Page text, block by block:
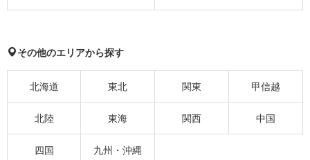
その他のエリアから探す
北海道 東北 関東 甲信越
北陸 東海 関西 中国
四国 九州・沖縄